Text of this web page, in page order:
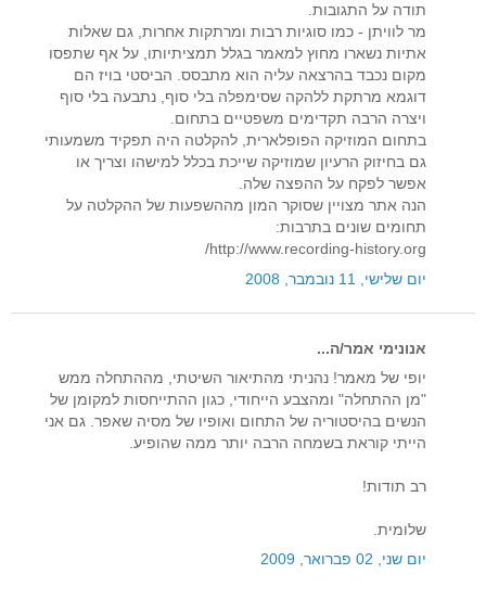
תודה על התגובות.
מר לוויתן - כמו סוגיות רבות ומרתקות אחרות, גם שאלות
אתיות נשארו מחוץ למאמר בגלל תמציתיותו, על אף שתפסו
מקום נכבד בהרצאה עליה הוא מתבסס. הביסטי בויז הם
דוגמא מרתקת ללהקה שסימפלה בלי סוף, נתבעה בלי סוף
ויצרה הרבה תקדימים משפטיים בתחום.
בתחום המוזיקה הפופלארית, להקלטה היה תפקיד משמעותי
גם בחיזוק הרעיון שמוזיקה שייכת בכלל למישהו וצריך או
אפשר לפקח על ההפצה שלה.
הנה אתר מצויין שסוקר המון מההשפעות של ההקלטה על
תחומים שונים בתרבות:
http://www.recording-history.org/
יום שלישי, 11 נובמבר, 2008
אנונימי אמר/ה...
יופי של מאמר! נהניתי מהתיאור השיטתי, מההתחלה ממש
"מן ההתחלה" ומהצבע הייחודי, כגון ההתייחסות למקומן של
הנשים בהיסטוריה של התחום ואופיו של מסיה שאפר. גם אני
הייתי קוראת בשמחה הרבה יותר ממה שהופיע.
רב תודות!
שלומית.
יום שני, 02 פברואר, 2009